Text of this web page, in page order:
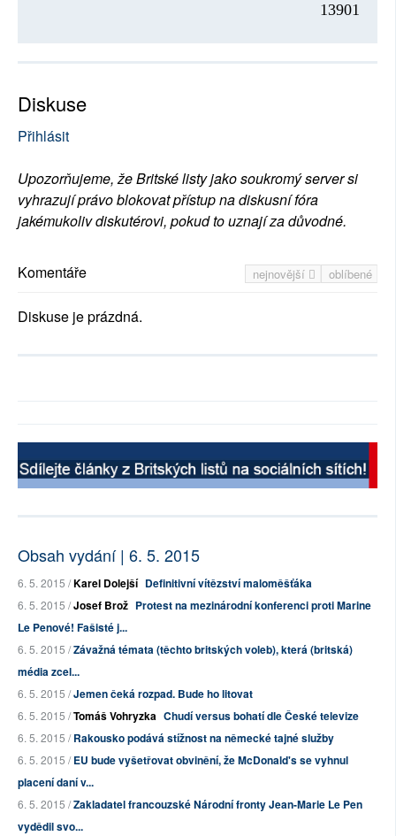
13901
Diskuse
Přihlásit
Upozorňujeme, že Britské listy jako soukromý server si
vyhrazují právo blokovat přístup na diskusní fóra
jakémukoliv diskutérovi, pokud to uznají za důvodné.
nejnovější oblíbené
Komentáře
Diskuse je prázdná.
Obsah vydání | 6. 5. 2015
6. 5. 2015 /Karel Dolejší Definitivní vítězství maloměšťáka
6. 5. 2015 /Josef Brož Protest na mezinárodní konferenci proti Marine
Le Penové! Fašisté j...
6. 5. 2015 /Závažná témata (těchto britských voleb), která (britská)
média zcel...
6. 5. 2015 /Jemen čeká rozpad. Bude ho litovat
6. 5. 2015 /Tomáš Vohryzka Chudí versus bohatí dle České televize
6. 5. 2015 /Rakousko podává stížnost na německé tajné služby
6. 5. 2015 /EU bude vyšetřovat obvinění, že McDonald's se vyhnul
placení daní v...
6. 5. 2015 /Zakladatel francouzské Národní fronty Jean-Marie Le Pen
vydědil svo...